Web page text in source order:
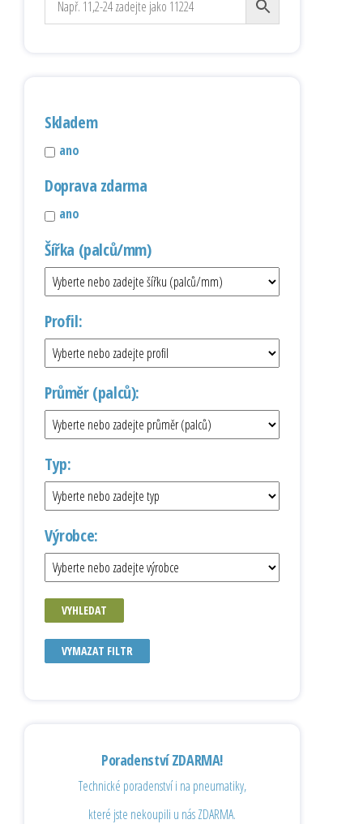
Skladem
ano
Doprava zdarma
ano
Šířka (palců/mm)
Profil:
Průměr (palců):
Typ:
Výrobce:
VYHLEDAT
VYMAZAT FILTR
Poradenství ZDARMA!
Technické poradenství i na pneumatiky,
které jste nekoupili u nás ZDARMA.